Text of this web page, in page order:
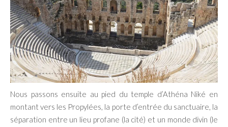
Nous passons ensuite au pied du temple d’Athéna Niké en
montant vers les Propylées, la porte d’entrée du sanctuaire, la
séparation entre un lieu profane (la cité) et un monde divin (le